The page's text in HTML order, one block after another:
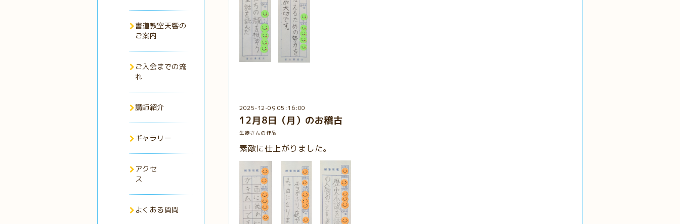
2025-12-09 05:16:00
12月8日（月）のお稽古
生徒さんの作品
素敵に仕上がりました。
書道教室天響の
ご案内
ご入会までの流
れ
講師紹介
ギャラリー
アクセ
ス
よくある質問